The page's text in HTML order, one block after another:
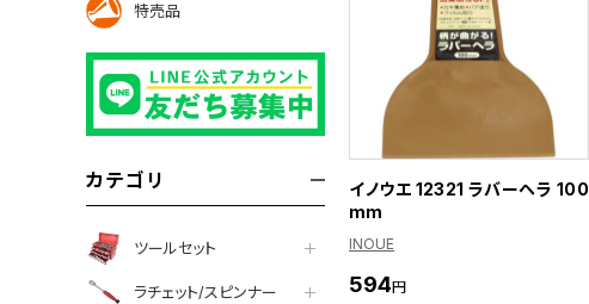
特売品
カテゴリ
ツールセット
ラチェット/スピンナー
イノウエ 12321 ラバーヘラ 100
mm
INOUE
594円